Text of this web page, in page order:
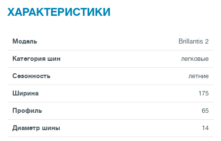
ХАРАКТЕРИСТИКИ
Модель Brillantis 2
Категория шин легковые
Сезонность летние
Ширина 175
Профиль 65
Диаметр шины 14